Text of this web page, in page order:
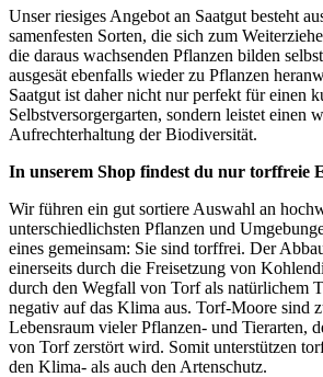
Unser riesiges Angebot an Saatgut besteht
samenfesten Sorten, die sich zum
die daraus wachsenden Pflanzen bilden
ausgesät ebenfalls wieder zu Pflanzen
Saatgut ist daher nicht nur perfekt für einen
Selbstversorgergarten, sondern leistet einen
Aufrechterhaltung der Biodiversität.
In unserem Shop findest du nur torffreie
Wir führen ein gut sortiere Auswahl an
unterschiedlichsten Pflanzen und
eines gemeinsam: Sie sind torffrei. Der
einerseits durch die Freisetzung von
durch den Wegfall von Torf als natürlichem
negativ auf das Klima aus. Torf-Moore sind
Lebensraum vieler Pflanzen- und Tierarten,
von Torf zerstört wird. Somit unterstützen
den Klima- als auch den Artenschutz.